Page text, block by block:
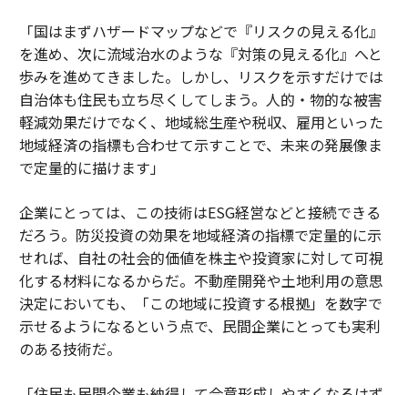
「国はまずハザードマップなどで『リスクの見える化』
を進め、次に流域治水のような『対策の見える化』へと
歩みを進めてきました。しかし、リスクを示すだけでは
自治体も住民も立ち尽くしてしまう。人的・物的な被害
軽減効果だけでなく、地域総生産や税収、雇用といった
地域経済の指標も合わせて示すことで、未来の発展像ま
で定量的に描けます」
企業にとっては、この技術はESG経営などと接続できる
だろう。防災投資の効果を地域経済の指標で定量的に示
せれば、自社の社会的価値を株主や投資家に対して可視
化する材料になるからだ。不動産開発や土地利用の意思
決定においても、「この地域に投資する根拠」を数字で
示せるようになるという点で、民間企業にとっても実利
のある技術だ。